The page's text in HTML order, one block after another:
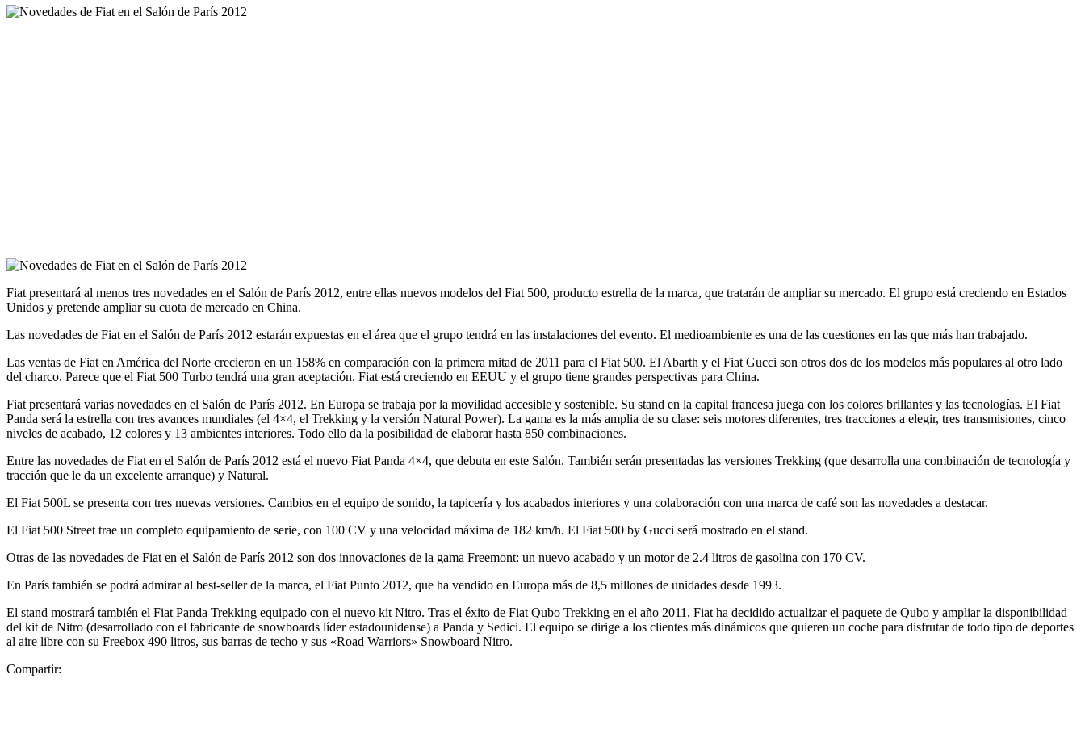
Fiat presentará al menos tres novedades en el Salón de París 2012, entre ellas nuevos modelos del Fiat 500, producto estrella de la marca, que tratarán de ampliar su mercado. El grupo está creciendo en Estados
Unidos y pretende ampliar su cuota de mercado en China.
Las novedades de Fiat en el Salón de París 2012 estarán expuestas en el área que el grupo tendrá en las instalaciones del evento. El medioambiente es una de las cuestiones en las que más han trabajado.
Las ventas de Fiat en América del Norte crecieron en un 158% en comparación con la primera mitad de 2011 para el Fiat 500. El Abarth y el Fiat Gucci son otros dos de los modelos más populares al otro lado
del charco. Parece que el Fiat 500 Turbo tendrá una gran aceptación. Fiat está creciendo en EEUU y el grupo tiene grandes perspectivas para China.
Fiat presentará varias novedades en el Salón de París 2012. En Europa se trabaja por la movilidad accesible y sostenible. Su stand en la capital francesa juega con los colores brillantes y las tecnologías. El Fiat
Panda será la estrella con tres avances mundiales (el 4×4, el Trekking y la versión Natural Power). La gama es la más amplia de su clase: seis motores diferentes, tres tracciones a elegir, tres transmisiones, cinco
niveles de acabado, 12 colores y 13 ambientes interiores. Todo ello da la posibilidad de elaborar hasta 850 combinaciones.
Entre las novedades de Fiat en el Salón de París 2012 está el nuevo Fiat Panda 4×4, que debuta en este Salón. También serán presentadas las versiones Trekking (que desarrolla una combinación de tecnología y
tracción que le da un excelente arranque) y Natural.
El Fiat 500L se presenta con tres nuevas versiones. Cambios en el equipo de sonido, la tapicería y los acabados interiores y una colaboración con una marca de café son las novedades a destacar.
El Fiat 500 Street trae un completo equipamiento de serie, con 100 CV y una velocidad máxima de 182 km/h. El Fiat 500 by Gucci será mostrado en el stand.
Otras de las novedades de Fiat en el Salón de París 2012 son dos innovaciones de la gama Freemont: un nuevo acabado y un motor de 2.4 litros de gasolina con 170 CV.
En París también se podrá admirar al best-seller de la marca, el Fiat Punto 2012, que ha vendido en Europa más de 8,5 millones de unidades desde 1993.
El stand mostrará también el Fiat Panda Trekking equipado con el nuevo kit Nitro. Tras el éxito de Fiat Qubo Trekking en el año 2011, Fiat ha decidido actualizar el paquete de Qubo y ampliar la disponibilidad
del kit de Nitro (desarrollado con el fabricante de snowboards líder estadounidense) a Panda y Sedici. El equipo se dirige a los clientes más dinámicos que quieren un coche para disfrutar de todo tipo de deportes
al aire libre con su Freebox 490 litros, sus barras de techo y sus «Road Warriors» Snowboard Nitro.
Compartir: